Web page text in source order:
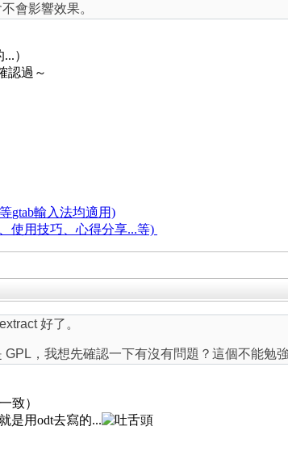
會影響效果。
）
認過～
gtab輸入法均適用)
使用技巧、心得分享...等)
好了。
，我想先確認一下有沒有問題？這個不能勉
致）
是用odt去寫的...